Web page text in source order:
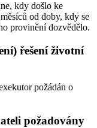
kdy došlo ke
od doby, kdy se
provinění dozvědělo.
řešení životní
požádán o
požadovány